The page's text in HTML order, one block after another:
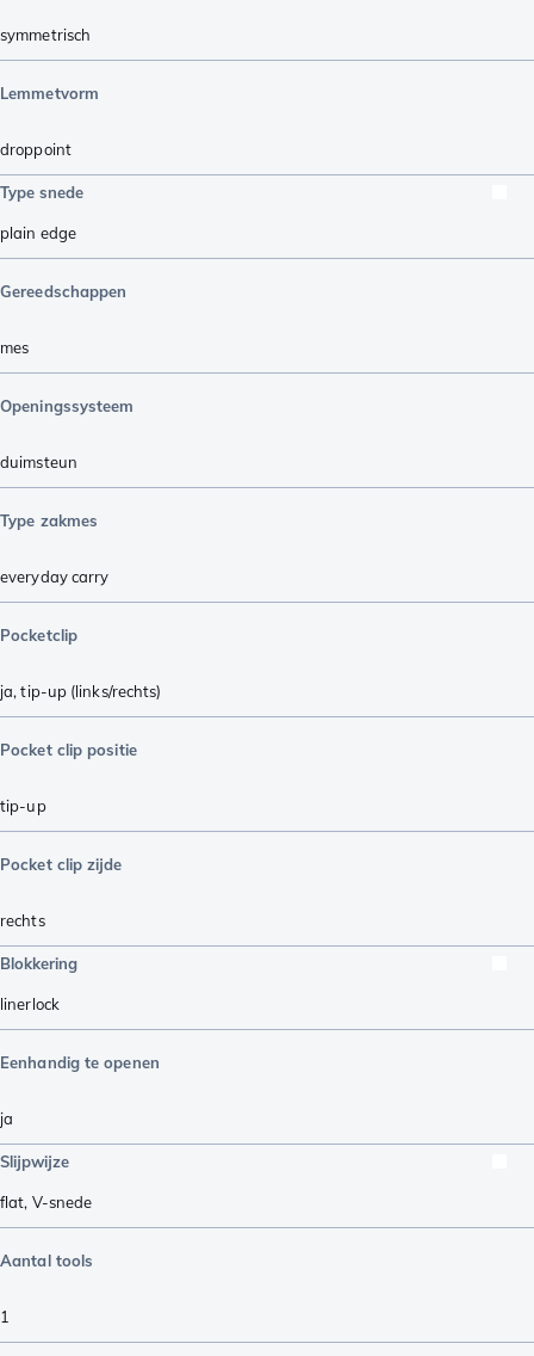
symmetrisch
Lemmetvorm
droppoint
Type snede
plain edge
Gereedschappen
mes
Openingssysteem
duimsteun
Type zakmes
everyday carry
Pocketclip
ja, tip-up (links/rechts)
Pocket clip positie
tip-up
Pocket clip zijde
rechts
Blokkering
linerlock
Eenhandig te openen
ja
Slijpwijze
flat, V-snede
Aantal tools
1